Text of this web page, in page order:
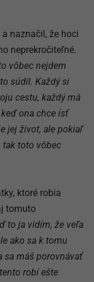
naznačil, že hoci
neprekročiteľné.
vôbec nejdem
súdil. Každý si
cestu, každý má
ona chce ísť
jej život, ale pokiaľ
tak toto vôbec
ktoré robia
tomuto
to ja vidím, že veľa
ako sa k tomu
sa máš porovnávať
robí ešte